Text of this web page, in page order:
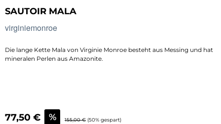
SAUTOIR MALA
virginiemonroe
Die lange Kette Mala von Virginie Monroe besteht aus Messing und hat
mineralen Perlen aus Amazonite.
Verkaufspreis:
77,50 € % Regulärer Preis:
155,00 € (50% gespart)